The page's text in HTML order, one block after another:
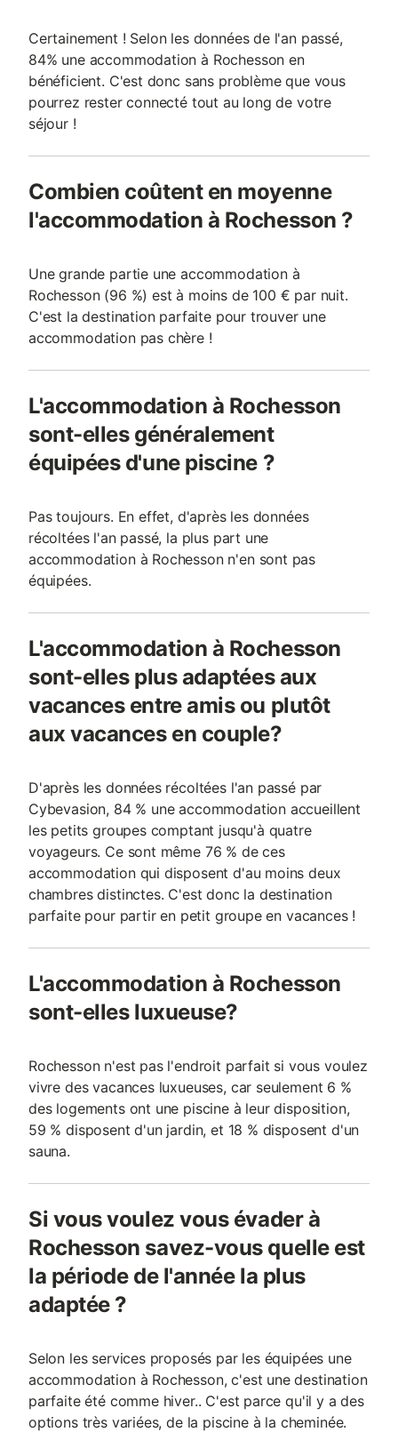
Certainement ! Selon les données de l'an passé,
84% une accommodation à Rochesson en
bénéficient. C'est donc sans problème que vous
pourrez rester connecté tout au long de votre
séjour !
Combien coûtent en moyenne
l'accommodation à Rochesson ?
Une grande partie une accommodation à
Rochesson (96 %) est à moins de 100 € par nuit.
C'est la destination parfaite pour trouver une
accommodation pas chère !
L'accommodation à Rochesson
sont-elles généralement
équipées d'une piscine ?
Pas toujours. En effet, d'après les données
récoltées l'an passé, la plus part une
accommodation à Rochesson n'en sont pas
équipées.
L'accommodation à Rochesson
sont-elles plus adaptées aux
vacances entre amis ou plutôt
aux vacances en couple?
D'après les données récoltées l'an passé par
Cybevasion, 84 % une accommodation accueillent
les petits groupes comptant jusqu'à quatre
voyageurs. Ce sont même 76 % de ces
accommodation qui disposent d'au moins deux
chambres distinctes. C'est donc la destination
parfaite pour partir en petit groupe en vacances !
L'accommodation à Rochesson
sont-elles luxueuse?
Rochesson n'est pas l'endroit parfait si vous voulez
vivre des vacances luxueuses, car seulement 6 %
des logements ont une piscine à leur disposition,
59 % disposent d'un jardin, et 18 % disposent d'un
sauna.
Si vous voulez vous évader à
Rochesson savez-vous quelle est
la période de l'année la plus
adaptée ?
Selon les services proposés par les équipées une
accommodation à Rochesson, c'est une destination
parfaite été comme hiver.. C'est parce qu'il y a des
options très variées, de la piscine à la cheminée.